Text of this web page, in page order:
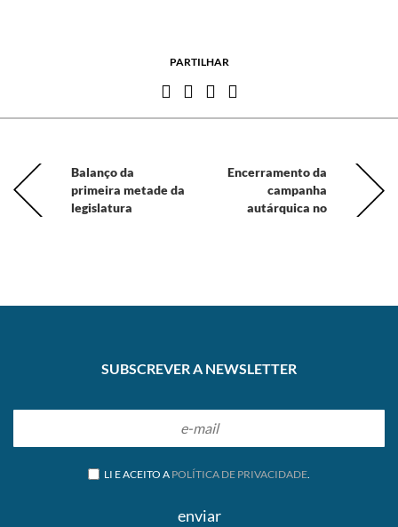
PARTILHAR
Balanço da
primeira metade da
legislatura
Encerramento da
campanha
autárquica no
SUBSCREVER A NEWSLETTER
LI E ACEITO A POLÍTICA DE PRIVACIDADE.